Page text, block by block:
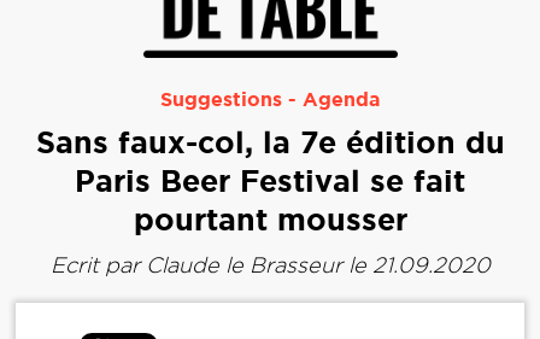
Suggestions - Agenda
Sans faux-col, la 7e édition du
Paris Beer Festival se fait
pourtant mousser
Ecrit par Claude le Brasseurle 21.09.2020